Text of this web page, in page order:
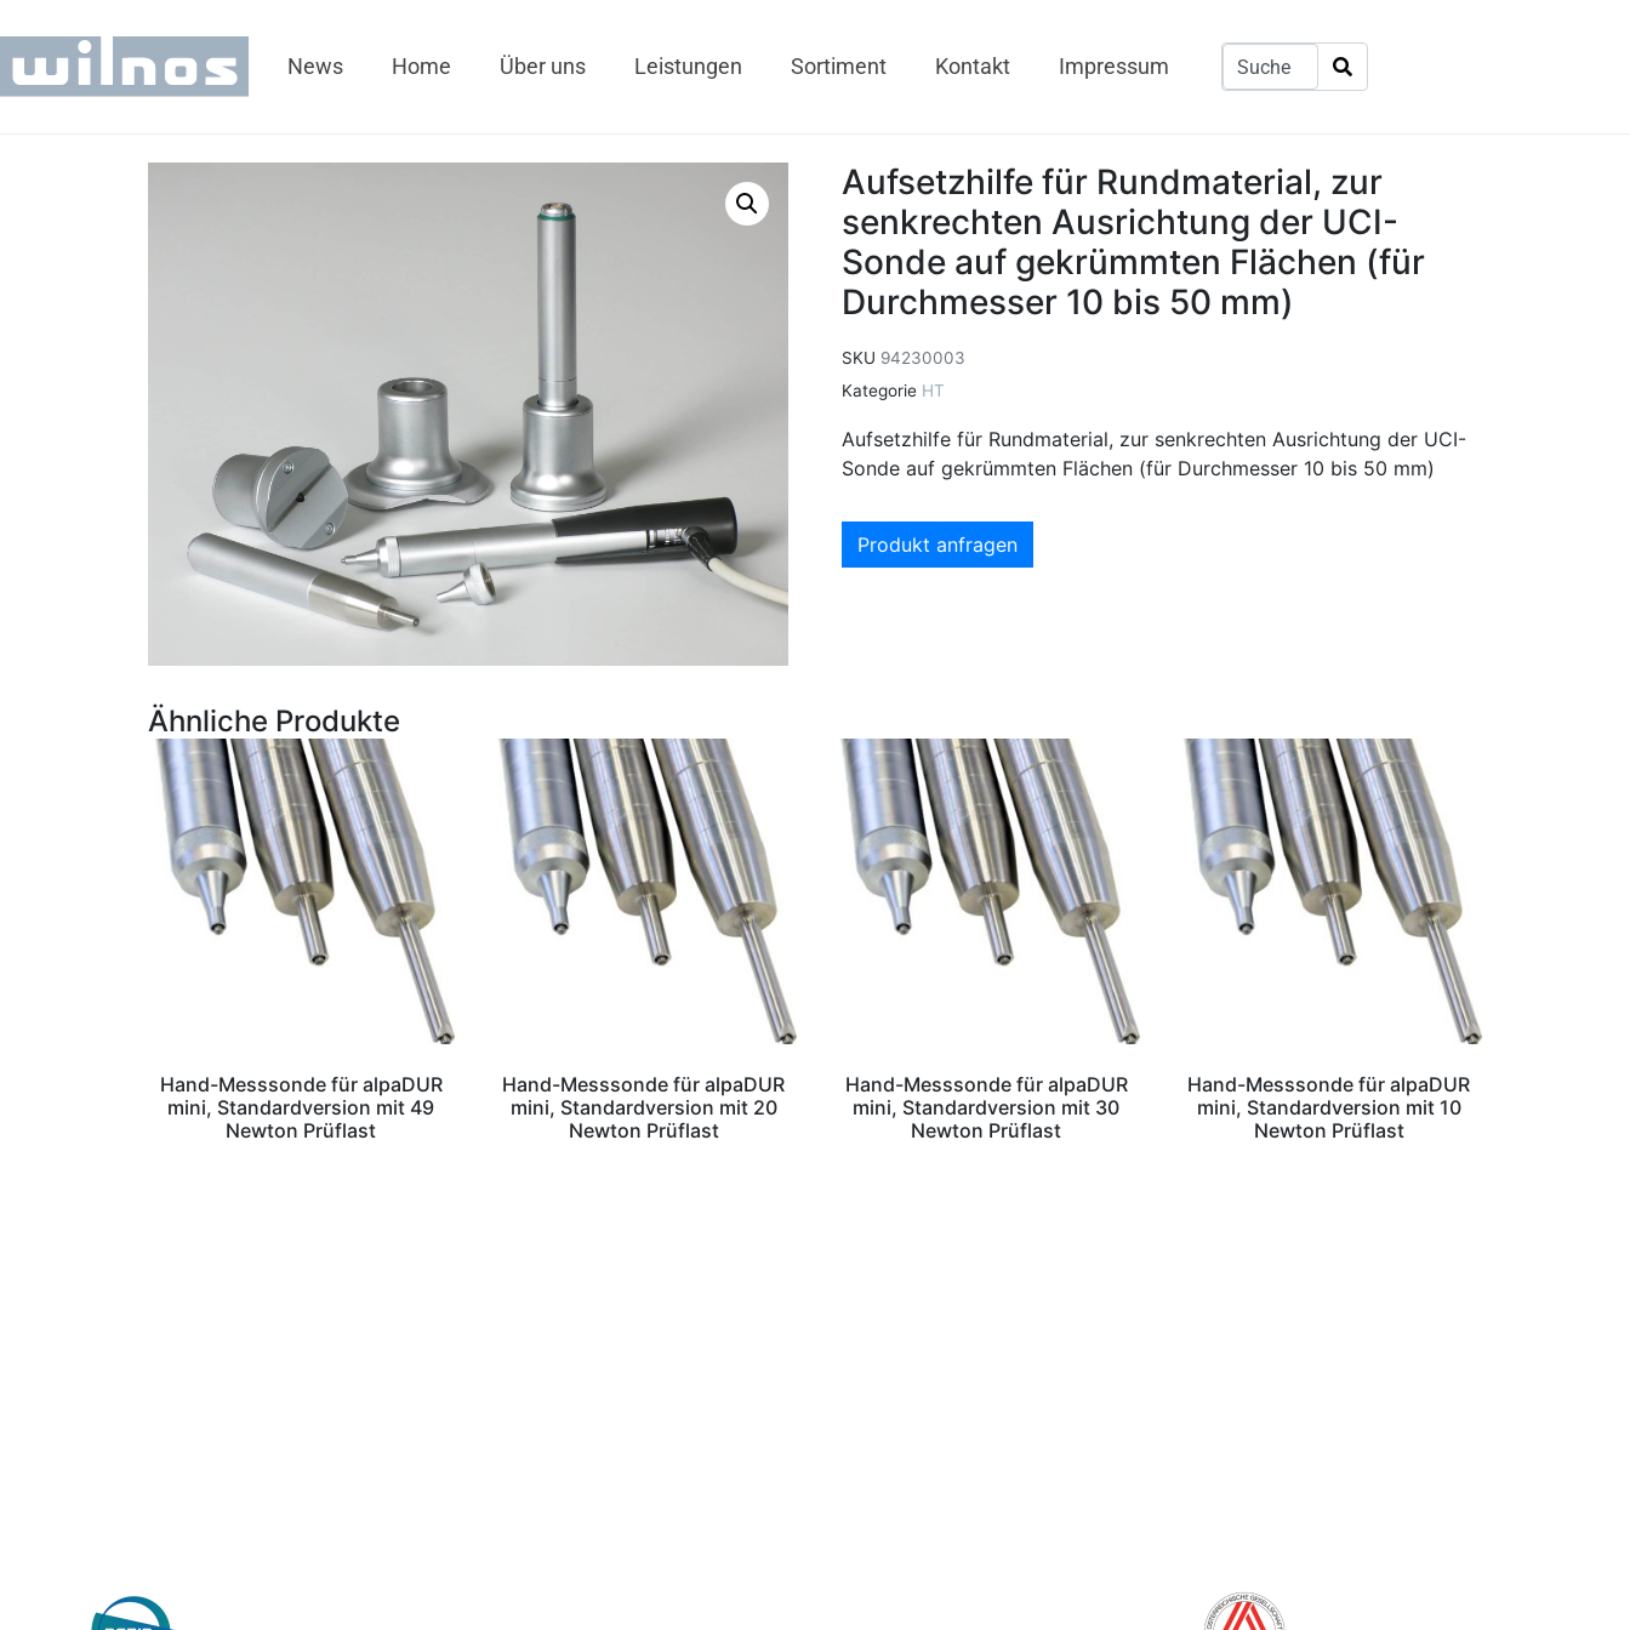
News Home Über uns Leistungen Sortiment Kontakt Impressum
Aufsetzhilfe für Rundmaterial, zur
senkrechten Ausrichtung der UCI-
Sonde auf gekrümmten Flächen (für
Durchmesser 10 bis 50 mm)
SKU 94230003
Kategorie HT
Aufsetzhilfe für Rundmaterial, zur senkrechten Ausrichtung der UCI-
Sonde auf gekrümmten Flächen (für Durchmesser 10 bis 50 mm)
Produkt anfragen
Ähnliche Produkte
Hand-Messsonde für alpaDUR
mini, Standardversion mit 49
Newton Prüflast
Hand-Messsonde für alpaDUR
mini, Standardversion mit 20
Newton Prüflast
Hand-Messsonde für alpaDUR
mini, Standardversion mit 30
Newton Prüflast
Hand-Messsonde für alpaDUR
mini, Standardversion mit 10
Newton Prüflast